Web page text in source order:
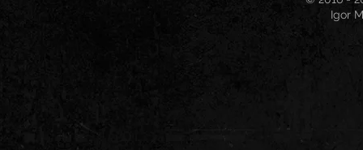
Igor